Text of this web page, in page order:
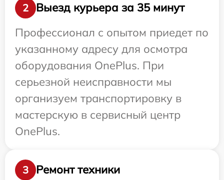
2
Выезд курьера за 35 минут
Профессионал с опытом приедет по
указанному адресу для осмотра
оборудования OnePlus. При
серьезной неисправности мы
организуем транспортировку в
мастерскую в сервисный центр
OnePlus.
3
Ремонт техники